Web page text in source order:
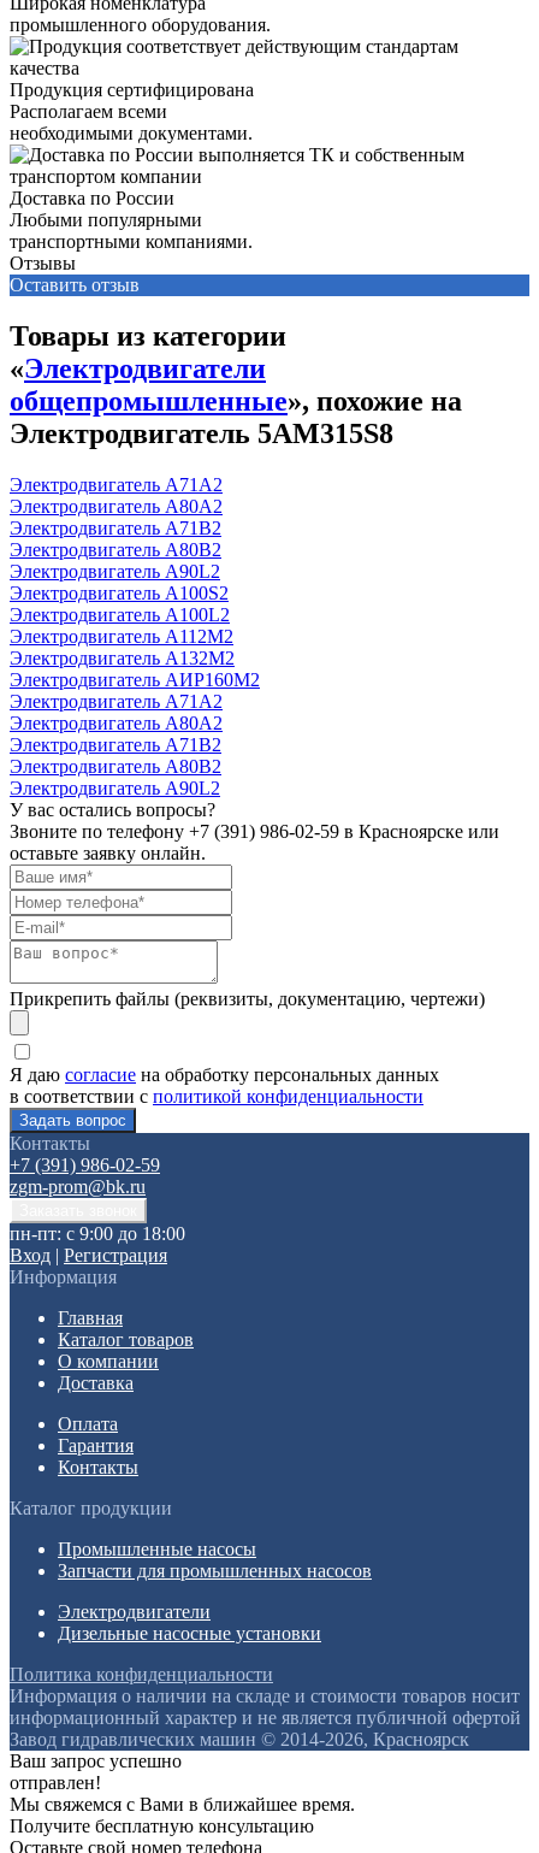
промышленного оборудования.
Продукция сертифицирована
Располагаем всеми
необходимыми документами.
Доставка по России
Любыми популярными
транспортными компаниями.
Отзывы
Оставить отзыв
Товары из категории
«Электродвигатели
общепромышленные», похожие на
Электродвигатель 5АМ315S8
Электродвигатель А71А2
Электродвигатель А80А2
Электродвигатель А71В2
Электродвигатель А80В2
Электродвигатель А90L2
Электродвигатель А100S2
Электродвигатель А100L2
Электродвигатель А112М2
Электродвигатель А132М2
Электродвигатель АИР160М2
Электродвигатель А71А2
Электродвигатель А80А2
Электродвигатель А71В2
Электродвигатель А80В2
Электродвигатель А90L2
У вас остались вопросы?
Звоните по телефону +7 (391) 986-02-59 в Красноярске или
оставьте заявку онлайн.
Прикрепить файлы (реквизиты, документацию, чертежи)
Я даю согласие на обработку персональных данных
в соответствии с политикой конфиденциальности
Контакты
+7 (391) 986-02-59
zgm-prom@bk.ru
пн-пт: с 9:00 до 18:00
Вход | Регистрация
Информация
Главная
Каталог товаров
О компании
Доставка
Оплата
Гарантия
Контакты
Каталог продукции
Промышленные насосы
Запчасти для промышленных насосов
Электродвигатели
Дизельные насосные установки
Политика конфиденциальности
Информация о наличии на складе и стоимости товаров носит
информационный характер и не является публичной офертой
Завод гидравлических машин © 2014-2026, Красноярск
Ваш запрос успешно
отправлен!
Мы свяжемся с Вами в ближайшее время.
Получите бесплатную консультацию
Оставьте свой номер телефона